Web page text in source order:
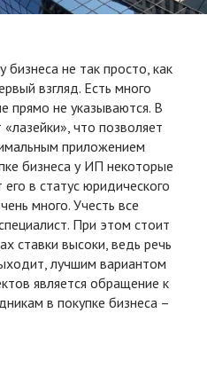
не так просто, как
взгляд. Есть много
прямо не указываются. В
что позволяет
приложением
бизнеса у ИП некоторые
в статус юридического
много. Учесть все
При этом стоит
ставки высоки, ведь речь
лучшим вариантом
является обращение к
в покупке бизнеса –